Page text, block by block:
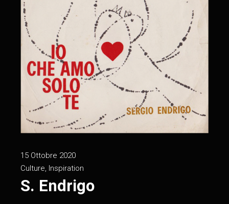
15 Ottobre 2020
Culture, Inspiration
S. Endrigo